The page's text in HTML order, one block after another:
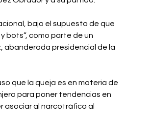
bajo el supuesto de que
bots”, como parte de un
abanderada presidencial de la
que la queja es en materia de
para poner tendencias en
asociar al narcotráfico al